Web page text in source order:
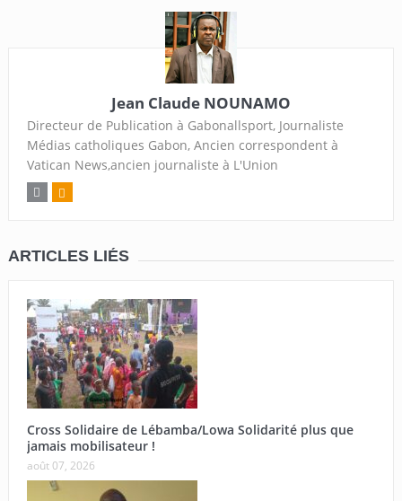
Jean Claude NOUNAMO
Directeur de Publication à Gabonallsport, Journaliste
Médias catholiques Gabon, Ancien correspondent à
Vatican News,ancien journaliste à L'Union
ARTICLES LIÉS
Cross Solidaire de Lébamba/Lowa Solidarité plus que
jamais mobilisateur !
août 07, 2026